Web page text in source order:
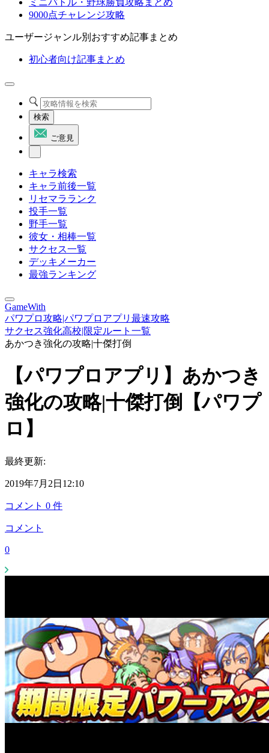
ミニバトル・野球勝負攻略まとめ
9000点チャレンジ攻略
ユーザージャンル別おすすめ記事まとめ
初心者向け記事まとめ
検索
ご意見
キャラ検索
キャラ前後一覧
リセマラランク
投手一覧
野手一覧
彼女・相棒一覧
サクセス一覧
デッキメーカー
最強ランキング
GameWith
パワプロ攻略|パワプロアプリ最速攻略
サクセス強化高校|限定ルート一覧
あかつき強化の攻略|十傑打倒
【パワプロアプリ】あかつき
強化の攻略|十傑打倒【パワプ
ロ】
最終更新:
2019年7月2日12:10
コメント 0 件
コメント
0